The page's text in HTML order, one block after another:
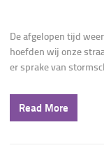
De afgelopen tijd
hoefden wij onze
er sprake van
Read More